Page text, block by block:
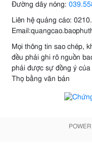
Đường dây nóng:
Liên hệ quảng cáo:
Mọi thông tin sao chép,
đều phải ghi rõ nguồn
phải được sự đồng ý
Thọ bằng văn bản